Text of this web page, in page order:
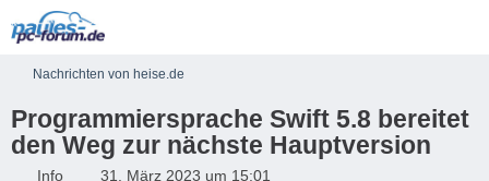
Nachrichten von heise.de
Programmiersprache Swift 5.8 bereitet
den Weg zur nächste Hauptversion
Info 31. März 2023 um 15:01